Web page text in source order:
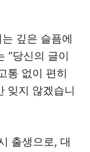
깊은 슬픔에
“당신의 글이
통 없이 편히
잊지 않겠습니
출생으로, 대